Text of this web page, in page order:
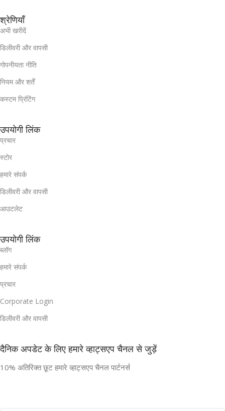
श्रेणियाँ
अभी खरीदें
डिलीवरी और वापसी
गोपनीयता नीति
नियम और शर्तें
कस्टम प्रिंटिंग
उपयोगी लिंक
प्रचार
स्टोर
हमारे संपर्क
डिलीवरी और वापसी
आउटलेट
उपयोगी लिंक
ब्लॉग
हमारे संपर्क
प्रचार
Corporate Login
डिलीवरी और वापसी
दैनिक अपडेट के लिए हमारे व्हाट्सएप चैनल से जुड़ें
10% अतिरिक्त छूट हमारे व्हाट्सएप चैनल पार्टनर्स